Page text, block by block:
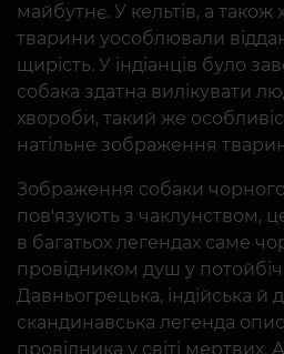
майбутнє. У кельтів, а також
тварини уособлювали
щирість. У індіанців було
собака здатна вилікувати
хвороби, такий же
натільне зображення
Зображення собаки чорного
пов'язують з чаклунством,
в багатьох легендах саме
провідником душ у
Давньогрецька, індійська й
скандинавська легенда
провідника у світі мертвих.